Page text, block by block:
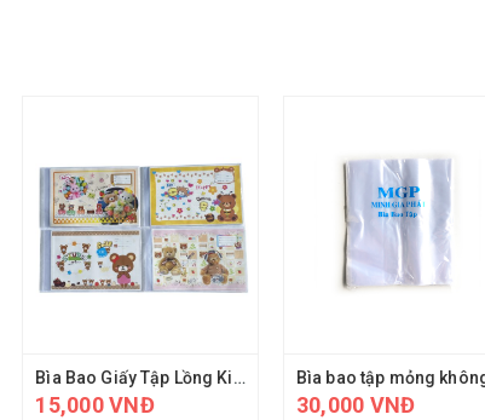
Bìa Bao Giấy Tập Lồng Kiếng (nhiều mẫu)
15,000 VNĐ 30,000 VNĐ